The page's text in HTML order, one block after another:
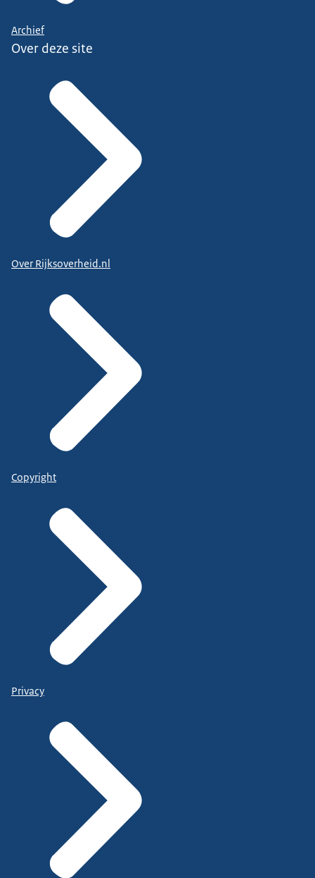
Archief
Over deze site
Over Rijksoverheid.nl
Copyright
Privacy